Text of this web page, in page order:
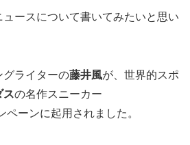
ースについて書いてみたいと思い
グライターの藤井風が、世界的スポ
スの名作スニーカー
ペーンに起用されました。